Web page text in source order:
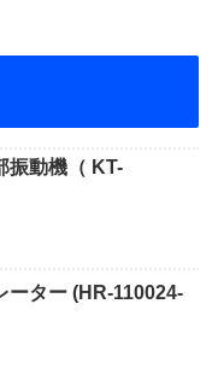
振動機（ KT-
110024-